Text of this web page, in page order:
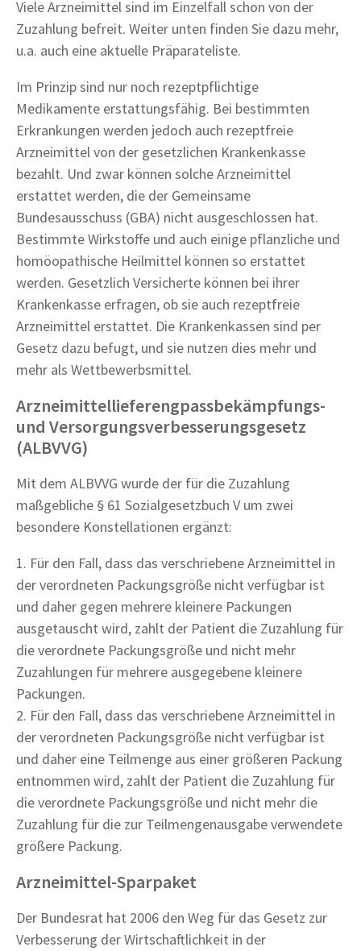
Viele Arzneimittel sind im Einzelfall schon von der
Zuzahlung befreit. Weiter unten finden Sie dazu mehr,
u.a. auch eine aktuelle Präparateliste.
Im Prinzip sind nur noch rezeptpflichtige
Medikamente erstattungsfähig. Bei bestimmten
Erkrankungen werden jedoch auch rezeptfreie
Arzneimittel von der gesetzlichen Krankenkasse
bezahlt. Und zwar können solche Arzneimittel
erstattet werden, die der Gemeinsame
Bundesausschuss (GBA) nicht ausgeschlossen hat.
Bestimmte Wirkstoffe und auch einige pflanzliche und
homöopathische Heilmittel können so erstattet
werden. Gesetzlich Versicherte können bei ihrer
Krankenkasse erfragen, ob sie auch rezeptfreie
Arzneimittel erstattet. Die Krankenkassen sind per
Gesetz dazu befugt, und sie nutzen dies mehr und
mehr als Wettbewerbsmittel.
Arzneimittellieferengpassbekämpfungs-
und Versorgungsverbesserungsgesetz
(ALBVVG)
Mit dem ALBVVG wurde der für die Zuzahlung
maßgebliche § 61 Sozialgesetzbuch V um zwei
besondere Konstellationen ergänzt:
1. Für den Fall, dass das verschriebene Arzneimittel in
der verordneten Packungsgröße nicht verfügbar ist
und daher gegen mehrere kleinere Packungen
ausgetauscht wird, zahlt der Patient die Zuzahlung für
die verordnete Packungsgröße und nicht mehr
Zuzahlungen für mehrere ausgegebene kleinere
Packungen.
2. Für den Fall, dass das verschriebene Arzneimittel in
der verordneten Packungsgröße nicht verfügbar ist
und daher eine Teilmenge aus einer größeren Packung
entnommen wird, zahlt der Patient die Zuzahlung für
die verordnete Packungsgröße und nicht mehr die
Zuzahlung für die zur Teilmengenausgabe verwendete
größere Packung.
Arzneimittel-Sparpaket
Der Bundesrat hat 2006 den Weg für das Gesetz zur
Verbesserung der Wirtschaftlichkeit in der